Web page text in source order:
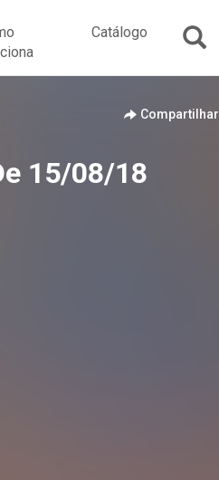
Catálogo
Compartilhar
15/08/18